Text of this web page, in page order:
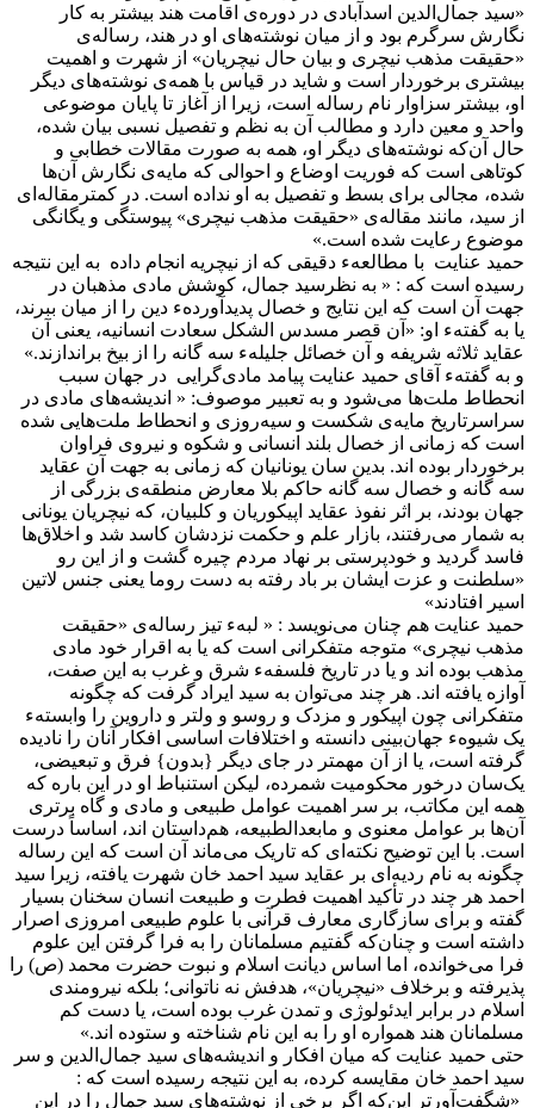
«سید جمال‌الدین اسدآبادی در دوره‌ی اقامت هند بیشتر به کار
نگارش سرگرم بود و از میان نوشته‌های او در هند، رساله‌ی
«حقیقت مذهب نیچری و بیان حال نیچریان» از شهرت و اهمیت
بیشتری برخوردار است و شاید در قیاس با همه‌ی نوشته‌های دیگر
او، بیشتر سزاوار نام رساله است، زیرا از آغاز تا پایان موضوعی
واحد و معین دارد و مطالب آن به نظم و تفصیل نسبی بیان شده،
حال آن‌که نوشته‌های دیگر او، همه به صورت مقالات خطابی و
کوتاهی است که فوریت اوضاع و احوالی که مایه‌ی نگارش آن‌ها
شده، مجالی برای بسط و تفصیل به او نداده است. در کمترمقاله‌ای
از سید، مانند مقاله‌ی «حقیقت مذهب نیچری» پیوستگی و یگانگی
موضوع رعایت شده است.»
حمید عنایت با مطالعهء دقیقی که از نیچریه انجام داده به این نتیجه
رسیده است که : « به نظرسید جمال، کوشش مادی مذهبان در
جهت آن است که این نتایج و خصال پدیدآوردهء دین را از میان ببرند،
یا به گفتهء او: «آن قصر مسدس الشکل سعادت انسانیه، یعنی آن
عقاید ثلاثه شریفه و آن خصائل جلیلهء سه گانه را از بیخ براندازند.»
و به گفتهء آقای حمید عنایت پیامد مادی‌گرایی در جهان سبب
انحطاط ملت‌ها می‌شود و به تعبیر موصوف: « اندیشه‌های مادی در
سراسرتاریخ مایه‌ی شکست و سیه‌روزی و انحطاط ملت‌هایی شده
است که زمانی از خصال بلند انسانی و شکوه و نیروی فراوان
برخوردار بوده اند. بدین سان یونانیان که زمانی به جهت آن عقاید
سه گانه و خصال سه گانه حاکم بلا معارض منطقه‌ی بزرگی از
جهان بودند، بر اثر نفوذ عقاید اپیکوریان و کلبیان، که نیچریان یونانی
به شمار می‌رفتند، بازار علم و حکمت نزدشان کاسد شد و اخلاق‌ها
فاسد گردید و خودپرستی بر نهاد مردم چیره گشت و از این رو
«سلطنت و عزت ایشان بر باد رفته به دست روما یعنی جنس لاتین
اسیر افتادند»
حمید عنایت هم چنان می‌نویسد : « لبهء تیز رساله‌ی «حقیقت
مذهب نیچری» متوجه متفکرانی است که یا به اقرار خود مادی
مذهب بوده اند و یا در تاریخ فلسفهء شرق و غرب به این صفت،
آوازه یافته اند. هر چند می‌توان به سید ایراد گرفت که چگونه
متفکرانی چون اپیکور و مزدک و روسو و ولتر و داروین را وابستهء
یک شیوهء جهان‌بینی دانسته و اختلافات اساسی افکار آنان را نادیده
گرفته است، یا از آن مهمتر در جای دیگر {بدون} فرق و تبعیضی،
یک‌سان درخور محکومیت شمرده، لیکن استنباط او در این باره که
همه این مکاتب، بر سر اهمیت عوامل طبیعی و مادی و گاه برتری
آن‌ها بر عوامل معنوی و مابعدالطبیعه، هم‌داستان اند، اساساً درست
است. با این توضیح نکته‌ای که تاریک می‌ماند آن است که این رساله
چگونه به نام ردیه‌ای بر عقاید سید احمد خان شهرت یافته، زیرا سید
احمد هر چند در تأکید اهمیت فطرت و طبیعت انسان سخنان بسیار
گفته و برای سازگاری معارف قرآنی با علوم طبیعی امروزی اصرار
داشته است و چنان‌که گفتیم مسلمانان را به فرا گرفتن این علوم
فرا می‌خوانده، اما اساس دیانت اسلام و نبوت حضرت محمد (ص) را
پذیرفته و برخلاف «نیچریان»، هدفش نه ناتوانی؛ بلکه نیرومندی
اسلام در برابر ایدئولوژی و تمدن غرب بوده است، یا دست کم
مسلمانان هند همواره او را به این نام شناخته و ستوده اند.»
حتی حمید عنایت که میان افکار و اندیشه‌های سید جمال‌الدین و سر
سید احمد خان مقایسه کرده، به این نتیجه رسیده است که :
«شگفت‌آورتر این‌که اگر برخی از نوشته‌های سید جمال را در این